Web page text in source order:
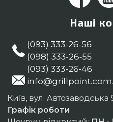
Наші
(093) 333-26-56
(098) 333-26-55
(093) 333-26-46
Київ, вул. Автозаводська
Графік роботи